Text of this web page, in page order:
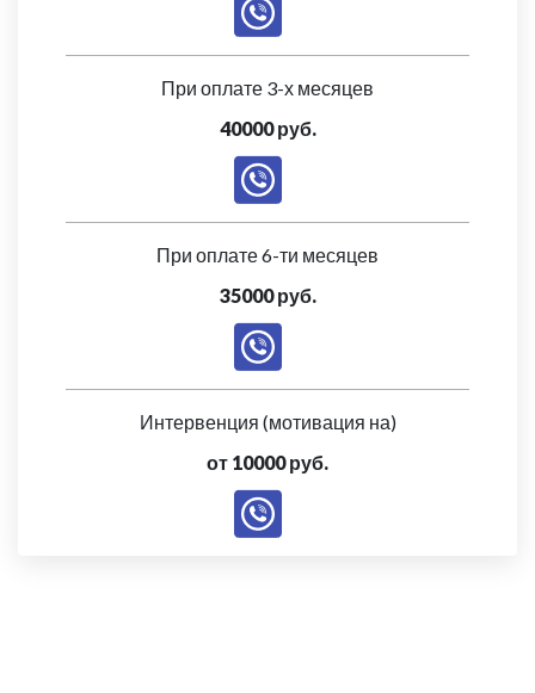
При оплате 3-х месяцев
40000 руб.
При оплате 6-ти месяцев
35000 руб.
Интервенция (мотивация на)
от 10000 руб.